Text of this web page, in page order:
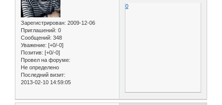
Зарегистрирован: 2009-12-06
Приглашений: 0
Сообщений: 348
Уважение: [+0/-0]
Позитив: [+0/-0]
Провел на форуме:
Не определено
Последний визит:
2013-02-10 14:59:05
0